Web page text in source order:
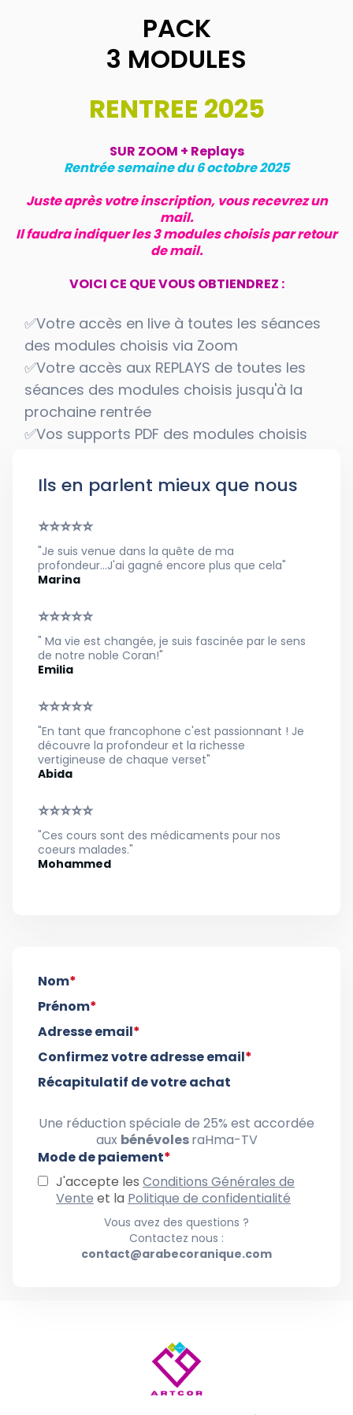
PACK
3 MODULES
RENTREE 2025
SUR ZOOM + Replays
Rentrée semaine du 6 octobre 2025
Juste après votre inscription, vous recevrez un
mail.
Il faudra indiquer les 3 modules choisis par retour
de mail.
VOICI CE QUE VOUS OBTIENDREZ :
✅Votre accès en live à toutes les séances
des modules choisis via Zoom
✅Votre accès aux REPLAYS de toutes les
séances des modules choisis jusqu'à la
prochaine rentrée
✅Vos supports PDF des modules choisis
Ils en parlent mieux que nous
⭐⭐⭐⭐⭐
"Je suis venue dans la quête de ma
profondeur...J'ai gagné encore plus que cela"
Marina
⭐⭐⭐⭐⭐
" Ma vie est changée, je suis fascinée par le sens
de notre noble Coran!"
Emilia
⭐⭐⭐⭐⭐
"En tant que francophone c'est passionnant ! Je
découvre la profondeur et la richesse
vertigineuse de chaque verset"
Abida
⭐⭐⭐⭐⭐
"Ces cours sont des médicaments pour nos
coeurs malades."
Mohammed
Nom*
Prénom*
Adresse email*
Confirmez votre adresse email*
Récapitulatif de votre achat
Une réduction spéciale de 25% est accordée
aux bénévolesraHma-TV
Mode de paiement*
J'accepte les Conditions Générales de
Vente et la Politique de confidentialité
Vous avez des questions ?
Contactez nous :
contact@arabecoranique.com